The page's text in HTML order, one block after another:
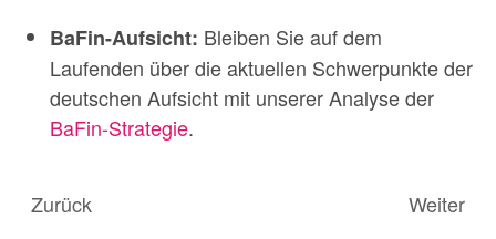
BaFin-Aufsicht: Bleiben Sie auf dem
Laufenden über die aktuellen Schwerpunkte der
deutschen Aufsicht mit unserer Analyse der
BaFin-Strategie.
Zurück Weiter